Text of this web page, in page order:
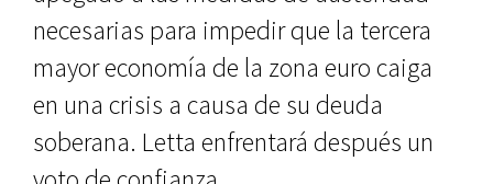
necesarias para impedir que la tercera
mayor economía de la zona euro caiga
en una crisis a causa de su deuda
soberana. Letta enfrentará después un